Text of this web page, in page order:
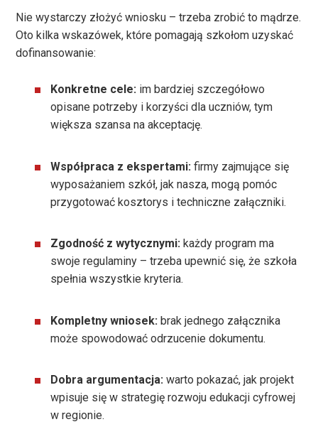
Nie wystarczy złożyć wniosku – trzeba zrobić to mądrze.
Oto kilka wskazówek, które pomagają szkołom uzyskać
dofinansowanie:
Konkretne cele: im bardziej szczegółowo
opisane potrzeby i korzyści dla uczniów, tym
większa szansa na akceptację.
Współpraca z ekspertami: firmy zajmujące się
wyposażaniem szkół, jak nasza, mogą pomóc
przygotować kosztorys i techniczne załączniki.
Zgodność z wytycznymi: każdy program ma
swoje regulaminy – trzeba upewnić się, że szkoła
spełnia wszystkie kryteria.
Kompletny wniosek: brak jednego załącznika
może spowodować odrzucenie dokumentu.
Dobra argumentacja: warto pokazać, jak projekt
wpisuje się w strategię rozwoju edukacji cyfrowej
w regionie.